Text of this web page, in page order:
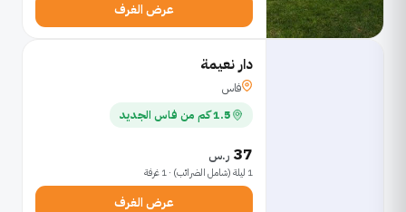
عرض الغرف
دار نعيمة
فاس
1.5 كم من فاس الجديد
37 ر.س
1 ليلة (شامل الضرائب) · 1 غرفة
عرض الغرف